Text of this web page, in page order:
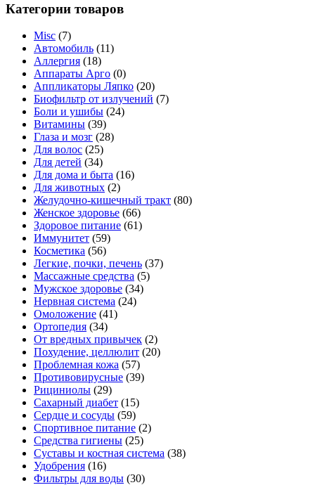
Категории товаров
Misc (7)
Автомобиль (11)
Аллергия (18)
Аппараты Арго (0)
Аппликаторы Ляпко (20)
Биофильтр от излучений (7)
Боли и ушибы (24)
Витамины (39)
Глаза и мозг (28)
Для волос (25)
Для детей (34)
Для дома и быта (16)
Для животных (2)
Желудочно-кишечный тракт (80)
Женское здоровье (66)
Здоровое питание (61)
Иммунитет (59)
Косметика (56)
Легкие, почки, печень (37)
Массажные средства (5)
Мужское здоровье (34)
Нервная система (24)
Омоложение (41)
Ортопедия (34)
От вредных привычек (2)
Похудение, целлюлит (20)
Проблемная кожа (57)
Противовирусные (39)
Рициниолы (29)
Сахарный диабет (15)
Сердце и сосуды (59)
Спортивное питание (2)
Средства гигиены (25)
Суставы и костная система (38)
Удобрения (16)
Фильтры для воды (30)